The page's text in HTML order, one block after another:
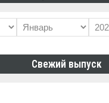
Свежий выпуск